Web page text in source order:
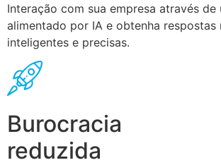
Interação com sua empresa através de
alimentado por IA e obtenha respostas
inteligentes e precisas.
Burocracia
reduzida